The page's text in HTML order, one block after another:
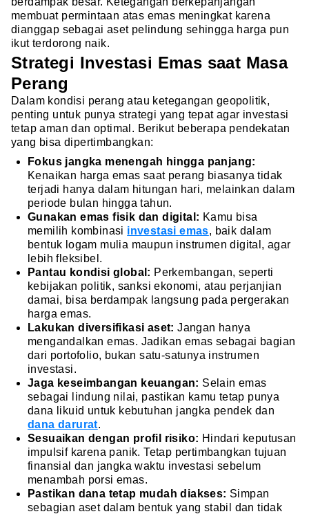
membuat permintaan atas emas meningkat karena
dianggap sebagai aset pelindung sehingga harga pun
ikut terdorong naik.
Strategi Investasi Emas saat Masa
Perang
Dalam kondisi perang atau ketegangan geopolitik,
penting untuk punya strategi yang tepat agar investasi
tetap aman dan optimal. Berikut beberapa pendekatan
yang bisa dipertimbangkan:
Fokus jangka menengah hingga panjang:
Kenaikan harga emas saat perang biasanya tidak
terjadi hanya dalam hitungan hari, melainkan dalam
periode bulan hingga tahun.
Gunakan emas fisik dan digital: Kamu bisa
memilih kombinasi investasi emas, baik dalam
bentuk logam mulia maupun instrumen digital, agar
lebih fleksibel.
Pantau kondisi global: Perkembangan, seperti
kebijakan politik, sanksi ekonomi, atau perjanjian
damai, bisa berdampak langsung pada pergerakan
harga emas.
Lakukan diversifikasi aset: Jangan hanya
mengandalkan emas. Jadikan emas sebagai bagian
dari portofolio, bukan satu-satunya instrumen
investasi.
Jaga keseimbangan keuangan: Selain emas
sebagai lindung nilai, pastikan kamu tetap punya
dana likuid untuk kebutuhan jangka pendek dan
dana darurat.
Sesuaikan dengan profil risiko: Hindari keputusan
impulsif karena panik. Tetap pertimbangkan tujuan
finansial dan jangka waktu investasi sebelum
menambah porsi emas.
Pastikan dana tetap mudah diakses: Simpan
sebagian aset dalam bentuk yang stabil dan tidak